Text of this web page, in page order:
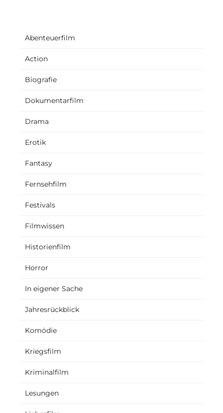
Abenteuerfilm
Action
Biografie
Dokumentarfilm
Drama
Erotik
Fantasy
Fernsehfilm
Festivals
Filmwissen
Historienfilm
Horror
In eigener Sache
Jahresrückblick
Komödie
Kriegsfilm
Kriminalfilm
Lesungen